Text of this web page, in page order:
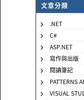
文章分類
.NET
C#
ASP.NET
寫作與出版
閱讀筆記
PATTERNS
VISUAL